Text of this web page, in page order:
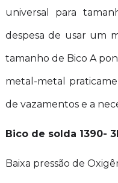
universal para
despesa de usar um
tamanho de Bico A
metal-metal
de vazamentos e a
Bico de solda 1390-
Baixa pressão de